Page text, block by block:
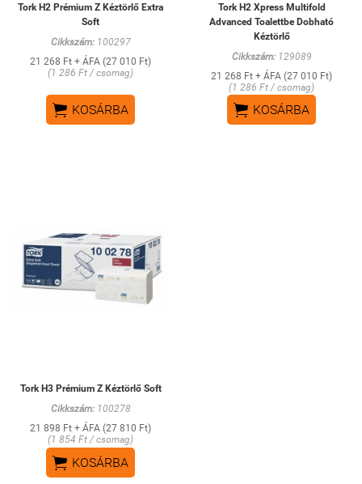
Tork H2 Prémium Z Kéztörlő Extra
Soft
Cikkszám:100297
21 268 Ft + ÁFA (27 010 Ft)
(1 286 Ft / csomag)
 KOSÁRBA
Tork H2 Xpress Multifold
Advanced Toalettbe Dobható
Kéztörlő
Cikkszám:129089
21 268 Ft + ÁFA (27 010 Ft)
(1 286 Ft / csomag)
 KOSÁRBA
Tork H3 Prémium Z Kéztörlő Soft
Cikkszám:100278
21 898 Ft + ÁFA (27 810 Ft)
(1 854 Ft / csomag)
 KOSÁRBA